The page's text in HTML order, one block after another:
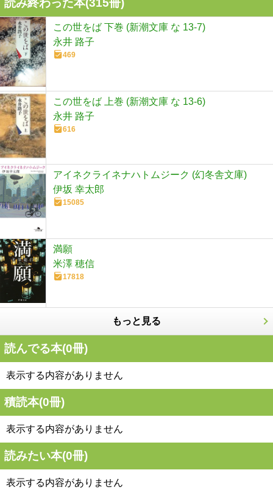
読み終わった本(315冊)
この世をば 下巻 (新潮文庫 な 13-7)
永井 路子
469
この世をば 上巻 (新潮文庫 な 13-6)
永井 路子
616
アイネクライネナハトムジーク (幻冬舎文庫)
伊坂 幸太郎
15085
満願
米澤 穂信
17818
もっと見る
読んでる本(0冊)
表示する内容がありません
積読本(0冊)
表示する内容がありません
読みたい本(0冊)
表示する内容がありません